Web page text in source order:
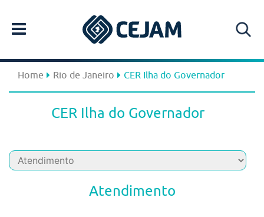
Home Rio de Janeiro CER Ilha do Governador
CER Ilha do Governador
Atendimento